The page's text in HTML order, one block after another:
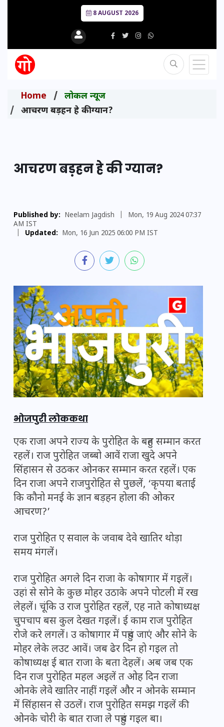
8 AUGUST 2026
Home
लोकल न्यूज
आचरण बड़हन हे की ग्यान?
आचरण बड़हन हे की ग्यान?
Published by: Neelam Jagdish
Mon, 19 Aug 2024 07:37
AM IST
Updated: Mon, 16 Jun 2025 06:00 PM IST
भोजपुरी लोककथा
एक राजा अपने राज्य के पुरोहित के बहुत सम्मान करत
रहलें। राज पुरोहित जब्बो आवें राजा खुदे अपने
सिंहासन से उठकर ओनकर सम्मान करत रहलें। एक
दिन राजा अपने राजपुरोहित से पुछलें, ‘कृपया बताईं
कि कौनो मनई के ज्ञान बड़हन होला की ओकर
आचरण?’
राज पुरोहित ए सवाल के जवाब देवे खातिर थोड़ा
समय मंगलें।
राज पुरोहित अगले दिन राजा के कोषागार में गइलें।
उहां से सोने के कुछ मोहर उठाके अपने पोटली में रख
लेहलें। चूंकि उ राज पुरोहित रहलें, एह नाते कोषाध्यक्ष
चुपचाप बस कुल देखत गइलें। ई काम राज पुरोहित
रोजे करे लगलें। उ कोषागार में पहुंच जाएं और सोने के
मोहर लेके लउट आवें। जब ढेर दिन हो गइल तो
कोषाध्यक्ष ई बात राजा के बता देहलें। अब जब ए​क
दिन राज पुरोहित महल अइलें त ओह दिन राजा
ओनके लेवे खातिर नाहीं गइलें और न ओनके सम्मान
में सिंहासन से उठलें। राज पुरोहित समझ गइलें की
ओनके चोरी के बात राजा ले पहुंच गइल बा।